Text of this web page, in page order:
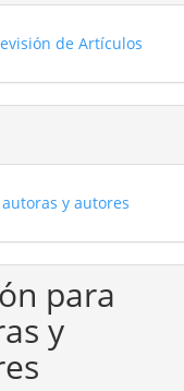
de Artículos
y autores
para
y